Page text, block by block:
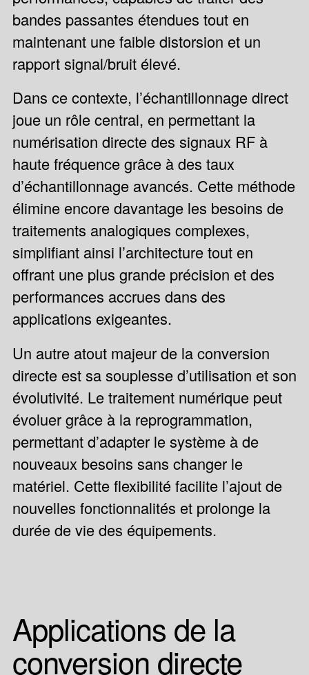
bandes passantes étendues tout en
maintenant une faible distorsion et un
rapport signal/bruit élevé.
Dans ce contexte, l’échantillonnage direct
joue un rôle central, en permettant la
numérisation directe des signaux RF à
haute fréquence grâce à des taux
d’échantillonnage avancés. Cette méthode
élimine encore davantage les besoins de
traitements analogiques complexes,
simplifiant ainsi l’architecture tout en
offrant une plus grande précision et des
performances accrues dans des
applications exigeantes.
Un autre atout majeur de la conversion
directe est sa souplesse d’utilisation et son
évolutivité. Le traitement numérique peut
évoluer grâce à la reprogrammation,
permettant d’adapter le système à de
nouveaux besoins sans changer le
matériel. Cette flexibilité facilite l’ajout de
nouvelles fonctionnalités et prolonge la
durée de vie des équipements.
Applications de la
conversion directe